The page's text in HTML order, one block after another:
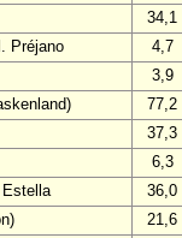
34,1
Préjano 4,7
3,9
77,2
37,3
6,3
36,0
21,6